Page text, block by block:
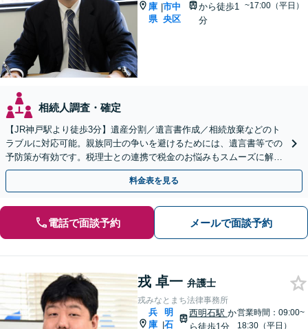
庫
県
|市中
央区
から徒歩1
分
~17:00（平日）
相続人調査・確定
【JR神戸駅より徒歩3分】遺産分割／遺言書作成／相続放棄などのト
ラブルに対応可能。親族同士の争いを避けるためには、遺言書等での
予防策が有効です。税理士との連携で税金のお悩みもスムーズに解決
【初回のご相談無料】【土日・夜間の受付可能】
料金表を見る
電話で面談予約 メールで面談予約
戎 卓一 弁護士
戎みなとまち法律事務所
兵
庫 |
明
石
西明石駅 か
ら徒歩1分
営業時間：09:00~
18:30（平日）